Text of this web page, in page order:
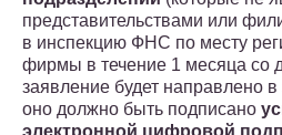
представительствами или
в инспекцию ФНС по месту
фирмы в течение 1 месяца со
заявление будет направлено
оно должно быть подписано